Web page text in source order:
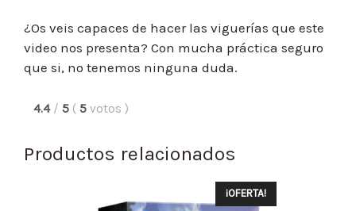
¿Os veis capaces de hacer las viguerías que este
video nos presenta? Con mucha práctica seguro
que si, no tenemos ninguna duda.
4.4 / 5 ( 5 votos )
Productos relacionados
¡OFERTA!